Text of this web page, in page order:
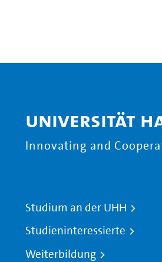
Universität
Innovating and
Studium an der UHH
Studieninteressierte
Weiterbildung